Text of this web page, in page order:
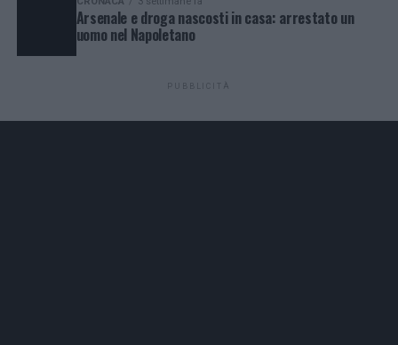
Arsenale e droga nascosti in casa: arrestato un
uomo nel Napoletano
PUBBLICITÀ